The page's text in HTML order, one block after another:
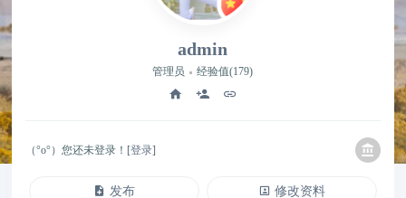
admin
管理员 经验值(179)
（°ο°）您还未登录！[登录]
发布 修改资料